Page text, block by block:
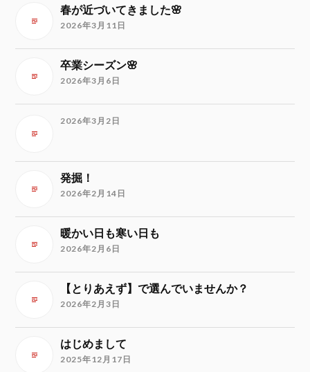
春が近づいてきました🌸
2026年3月11日
卒業シーズン🌸
2026年3月6日
2026年3月2日
発掘！
2026年2月14日
暖かい日も寒い日も
2026年2月6日
【とりあえず】で選んでいませんか？
2026年2月3日
はじめまして
2025年12月17日